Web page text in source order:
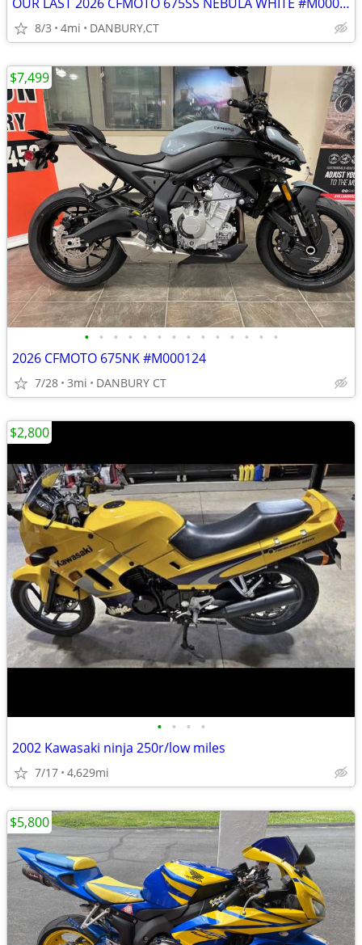
8/3 4mi DANBURY,CT
• • • • • • • • • • • • • •
2026 CFMOTO 675NK #M000124
7/28 3mi DANBURY CT
$7,499
• • • •
2002 Kawasaki ninja 250r/low miles
7/17 4,629mi
$2,800
$5,800